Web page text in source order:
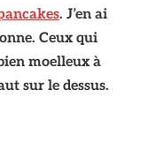
. J’en ai
Ceux qui
moelleux à
sur le dessus.